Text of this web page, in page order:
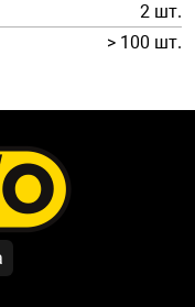
2 шт.
> 100 шт.